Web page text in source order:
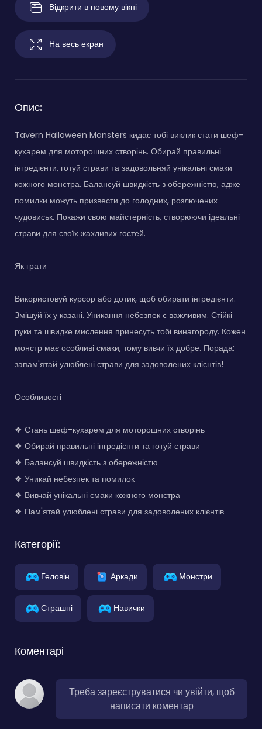
Відкрити в новому вікні
На весь екран
Опис:
Tavern Halloween Monsters кидає тобі виклик стати шеф-
кухарем для моторошних створінь. Обирай правильні
інгредієнти, готуй страви та задовольняй унікальні смаки
кожного монстра. Балансуй швидкість з обережністю, адже
помилки можуть призвести до голодних, розлючених
чудовиськ. Покажи свою майстерність, створюючи ідеальні
страви для своїх жахливих гостей.
Як грати
Використовуй курсор або дотик, щоб обирати інгредієнти.
Змішуй їх у казані. Уникання небезпек є важливим. Стійкі
руки та швидке мислення принесуть тобі винагороду. Кожен
монстр має особливі смаки, тому вивчи їх добре. Порада:
запам'ятай улюблені страви для задоволених клієнтів!
Особливості
❖ Стань шеф-кухарем для моторошних створінь
❖ Обирай правильні інгредієнти та готуй страви
❖ Балансуй швидкість з обережністю
❖ Уникай небезпек та помилок
❖ Вивчай унікальні смаки кожного монстра
❖ Пам'ятай улюблені страви для задоволених клієнтів
Категорії:
Геловін Аркади Монстри
Страшні Навички
Коментарі
Треба зареєструватися чи увійти, щоб
написати коментар